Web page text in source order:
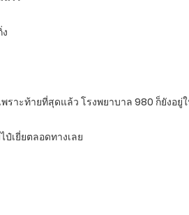
ราะท้ายที่สุดแล้ว โรงพยาบาล 980 ก็ยังอยู่
เยี่ยตลอดทางเลย